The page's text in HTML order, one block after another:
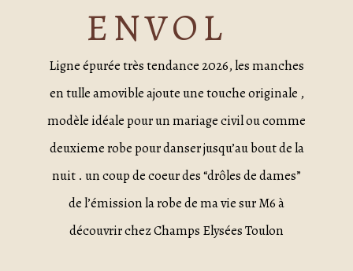
ENVOL
Ligne épurée très tendance 2026, les manches
en tulle amovible ajoute une touche originale ,
modèle idéale pour un mariage civil ou comme
deuxieme robe pour danser jusqu’au bout de la
nuit . un coup de coeur des “drôles de dames”
de l’émission la robe de ma vie sur M6 à
découvrir chez Champs Elysées Toulon